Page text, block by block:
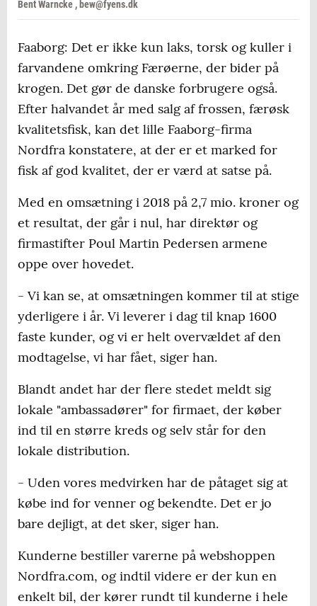
Bent Warncke , bew@fyens.dk
Faaborg: Det er ikke kun laks, torsk og kuller i
farvandene omkring Færøerne, der bider på
krogen. Det gør de danske forbrugere også.
Efter halvandet år med salg af frossen, færøsk
kvalitetsfisk, kan det lille Faaborg-firma
Nordfra konstatere, at der er et marked for
fisk af god kvalitet, der er værd at satse på.
Med en omsætning i 2018 på 2,7 mio. kroner og
et resultat, der går i nul, har direktør og
firmastifter Poul Martin Pedersen armene
oppe over hovedet.
- Vi kan se, at omsætningen kommer til at stige
yderligere i år. Vi leverer i dag til knap 1600
faste kunder, og vi er helt overvældet af den
modtagelse, vi har fået, siger han.
Blandt andet har der flere stedet meldt sig
lokale "ambassadører" for firmaet, der køber
ind til en større kreds og selv står for den
lokale distribution.
- Uden vores medvirken har de påtaget sig at
købe ind for venner og bekendte. Det er jo
bare dejligt, at det sker, siger han.
Kunderne bestiller varerne på webshoppen
Nordfra.com, og indtil videre er der kun en
enkelt bil, der kører rundt til kunderne i hele